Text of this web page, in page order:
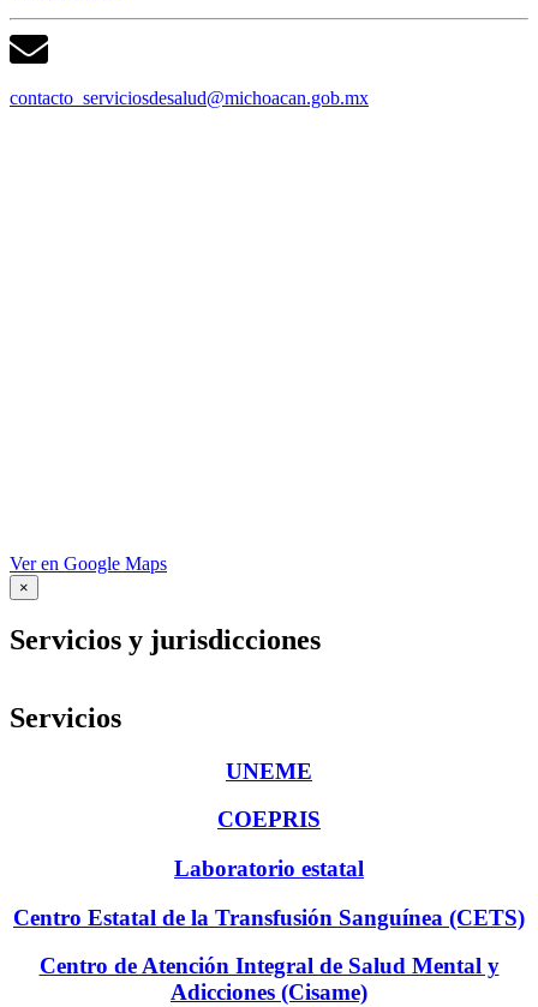
contacto_serviciosdesalud@michoacan.gob.mx
Ver en Google Maps
×
Servicios y jurisdicciones
Servicios
UNEME
COEPRIS
Laboratorio estatal
Centro Estatal de la Transfusión Sanguínea (CETS)
Centro de Atención Integral de Salud Mental y
Adicciones (Cisame)